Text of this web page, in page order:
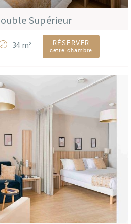
Supérieur
34 m² RÉSERVER
cette chambre